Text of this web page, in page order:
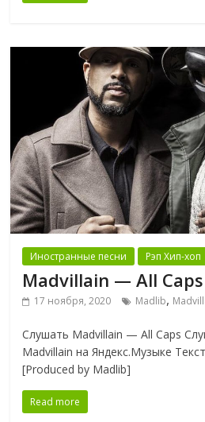
Иностранные песни Рэп Хип-хоп
Madvillain — All Caps
17 ноября, 2020 Madlib,
Слушать Madvillain — All Caps
Madvillain на Яндекс.Музыке
[Produced by Madlib]
Read more